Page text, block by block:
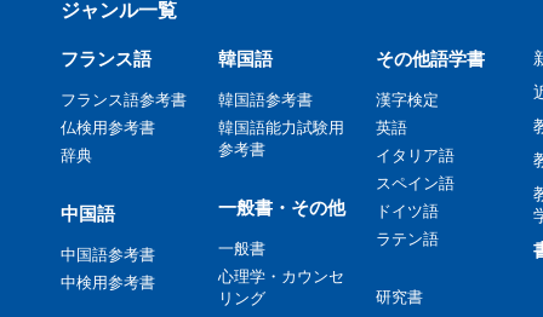
ジャンル一覧
フランス語
フランス語参考書
仏検用参考書
辞典
中国語
中国語参考書
中検用参考書
韓国語
韓国語参考書
韓国語能力試験用
参考書
一般書・その他
一般書
心理学・カウンセ
リング
その他語学書
漢字検定
英語
イタリア語
スペイン語
ドイツ語
ラテン語
研究書